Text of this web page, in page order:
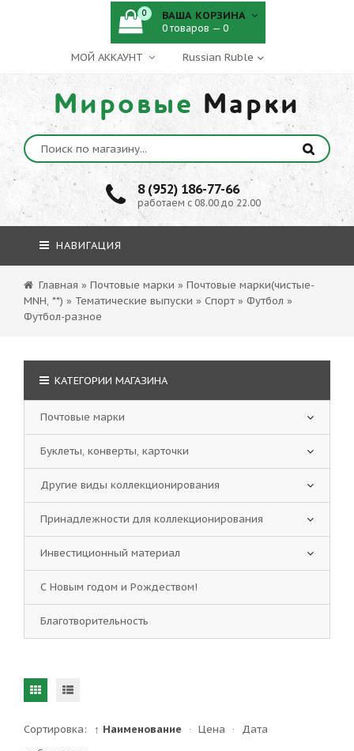
МОЙ АККАУНТ
Мировые Марки
8 (952) 186-77-66
работаем с 08.00 до 22.00
0 ВАША КОРЗИНА
0 товаров — 0
НАВИГАЦИЯ
Главная » Почтовые марки » Почтовые марки(чистые-
MNH, **) » Тематические выпуски » Спорт » Футбол »
Футбол-разное
Сортировка: ↑ Наименование · Цена ·
Дата
КАТЕГОРИИ МАГАЗИНА
Почтовые марки
Буклеты, конверты, карточки
Другие виды коллекционирования
Принадлежности для коллекционирования
Инвестиционный материал
С Новым годом и Рождеством!
Благотворительность